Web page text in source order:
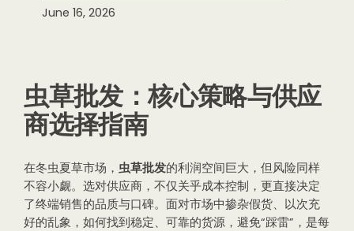
June 16, 2026
虫草批发：核心策略与供应
商选择指南
在冬虫夏草市场， 虫草批发的利润空间巨大，但风险同样
不容小觑。选对供应商，不仅关乎成本控制，更直接决定
了终端销售的品质与口碑。面对市场中掺杂假货、以次充
好的乱象，如何找到稳定、可靠的货源，避免“踩雷”，是每